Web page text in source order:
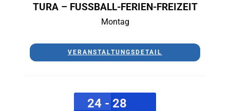
TURA – FUSSBALL-FERIEN-FREIZEIT
Montag
VERANSTALTUNGSDETAIL
24 - 28